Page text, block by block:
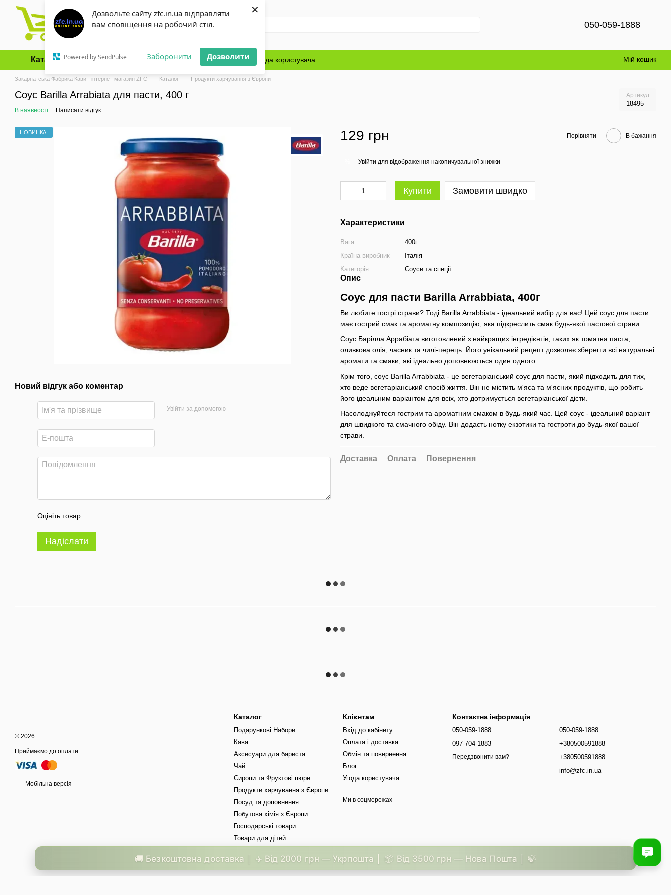
Дозвольте сайту zfc.in.ua відправляти
вам сповіщення на робочий стіл.
Powered by SendPulse Заборонити Дозволити
×
Перейти до основного контенту
050-059-1888
Каталог Оплата і доставка Обмін та повернення Блог Угода користувача Мій кошик
Закарпатська Фабрика Кави - інтернет-магазин ZFC Каталог Продукти харчування з Європи
Соус Barilla Arrabiata для пасти, 400 г Артикул
18495
В наявності Написати відгук
НОВИНКА
Новий відгук або коментар
Увійти за допомогою
Оцініть товар
Надіслати
129 грн Порівняти В бажання
Увійти для відображення накопичувальної знижки
Купити Замовити швидко
Характеристики
Вага
400г
Країна виробник
Італія
Категорія
Соуси та спеції
Опис
Соус для пасти Barilla Arrabbiata, 400г
Ви любите гострі страви? Тоді Barilla Arrabbiata - ідеальний вибір для вас! Цей соус для пасти
має гострий смак та ароматну композицію, яка підкреслить смак будь-якої пастової страви.
Соус Барілла Аррабіата виготовлений з найкращих інгредієнтів, таких як томатна паста,
оливкова олія, часник та чилі-перець. Його унікальний рецепт дозволяє зберегти всі натуральні
аромати та смаки, які ідеально доповнюються один одного.
Крім того, соус Barilla Arrabbiata - це вегетаріанський соус для пасти, який підходить для тих,
хто веде вегетаріанський спосіб життя. Він не містить м'яса та м'ясних продуктів, що робить
його ідеальним варіантом для всіх, хто дотримується вегетаріанської дієти.
Насолоджуйтеся гострим та ароматним смаком в будь-який час. Цей соус - ідеальний варіант
для швидкого та смачного обіду. Він додасть нотку екзотики та гостроти до будь-якої вашої
страви.
Доставка Оплата Повернення
© 2026
Приймаємо до оплати
Мобільна версія
Каталог
Подарункові Набори
Кава
Аксесуари для бариста
Чай
Сиропи та Фруктові пюре
Продукти харчування з Європи
Посуд та доповнення
Побутова хімія з Європи
Господарські товари
Товари для дітей
Клієнтам
Вхід до кабінету
Оплата і доставка
Обмін та повернення
Блог
Угода користувача
Ми в соцмережах
Контактна інформація
050-059-1888
097-704-1883
Передзвонити вам?
050-059-1888
+380500591888
+380500591888
info@zfc.in.ua